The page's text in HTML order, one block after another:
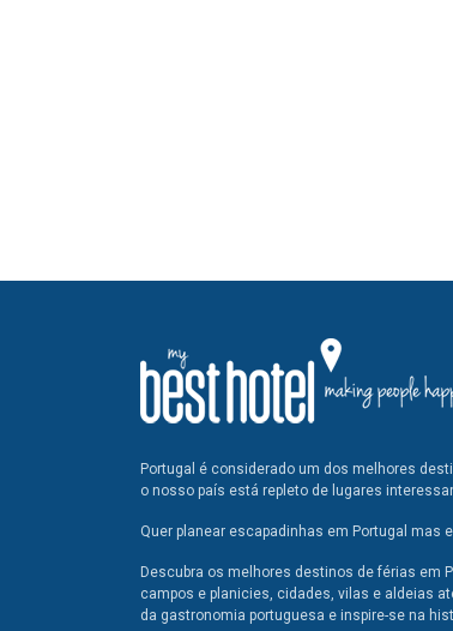
Portugal é considerado um dos melhores
o nosso país está repleto de lugares
Quer planear escapadinhas em Portugal mas
Descubra os melhores destinos de férias em
campos e planicies, cidades, vilas e aldeias
da gastronomia portuguesa e inspire-se na